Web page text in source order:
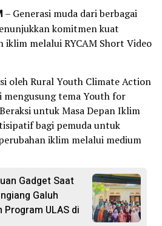
– Generasi muda dari berbagai
komitmen kuat
iklim melalui RYCAM Short Video
oleh Rural Youth Climate Action
mengusung tema Youth for
untuk Masa Depan Iklim
bagi pemuda untuk
iklim melalui medium
Gadget Saat
Galuh
ULAS di